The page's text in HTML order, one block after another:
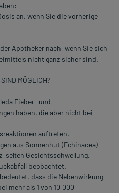
an, wenn Sie die vorherige
Apotheker nach, wenn Sie sich
nicht ganz sicher sind.
MÖGLICH?
Fieber- und
haben, die aber nicht bei
auftreten.
aus Sonnenhut (Echinacea)
selten Gesichtsschwellung,
beobachtet.
dass die Nebenwirkung
mehr als 1 von 10 000